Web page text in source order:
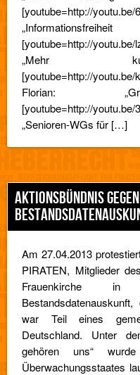
[youtube=http://
[youtube=http://
„Mehr
[youtube=http://
Florian:
[youtube=http://
„Senioren-WGs für […]
AKTIONSBÜNDNIS GEGEN
Am 27.04.2013
PIRATEN, Mitglieder
Frauenkirche
war Teil eines
Deutschland. Unter
gehören uns“
Überwachungsstaates